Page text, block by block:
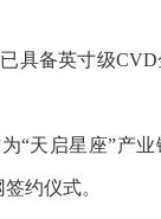
已具备英寸级
“天启星座”产
约仪式。